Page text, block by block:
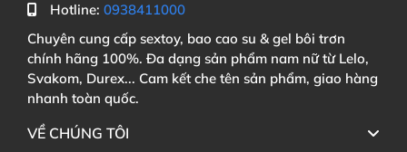
Hotline: 0938411000
Chuyên cung cấp sextoy, bao cao su & gel bôi trơn
chính hãng 100%. Đa dạng sản phẩm nam nữ từ Lelo,
Svakom, Durex... Cam kết che tên sản phẩm, giao hàng
nhanh toàn quốc.
VỀ CHÚNG TÔI